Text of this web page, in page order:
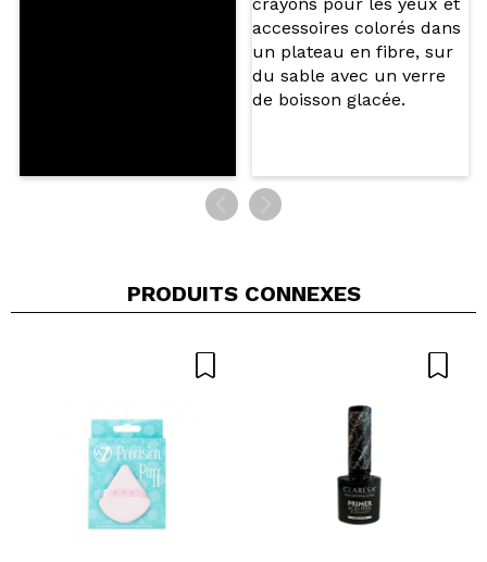
Recommandez-vous cet achat? Oui Non
5/5
PRODUITS CONNEXES